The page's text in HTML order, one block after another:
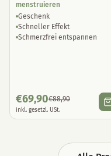
menstruieren
Geschenk
Schneller Effekt
Schmerzfrei entspannen
€69,90€88,90
inkl. gesetzl. USt.